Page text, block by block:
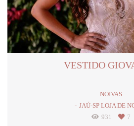
VESTIDO
NOIVAS
JAÚ-SP LOJA DE
931
7